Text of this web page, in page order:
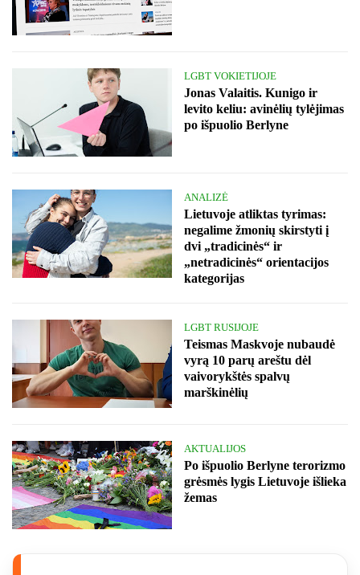
LGBT VOKIETIJOJE
Jonas Valaitis. Kunigo ir
levito keliu: avinėlių tylėjimas
po išpuolio Berlyne
ANALIZĖ
Lietuvoje atliktas tyrimas:
negalime žmonių skirstyti į
dvi „tradicinės“ ir
„netradicinės“ orientacijos
kategorijas
LGBT RUSIJOJE
Teismas Maskvoje nubaudė
vyrą 10 parų areštu dėl
vaivorykštės spalvų
marškinėlių
AKTUALIJOS
Po išpuolio Berlyne terorizmo
grėsmės lygis Lietuvoje išlieka
žemas